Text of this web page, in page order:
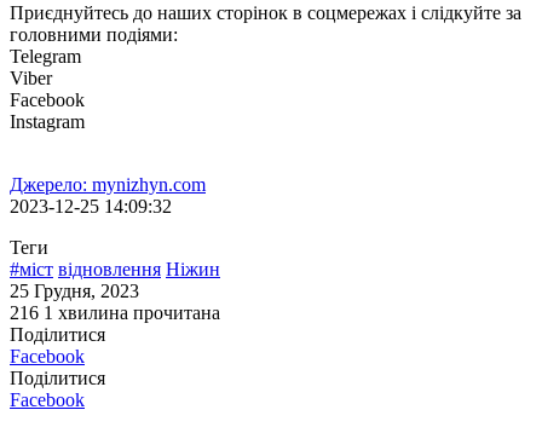
Приєднуйтесь до наших сторінок в соцмережах і слідкуйте за
головними подіями:
Telegram
Viber
Facebook
Instagram
Джерело: mynizhyn.com
2023-12-25 14:09:32
Теги
#міст відновлення Ніжин
25 Грудня, 2023
216 1 хвилина прочитана
Поділитися
Facebook
Поділитися
Facebook